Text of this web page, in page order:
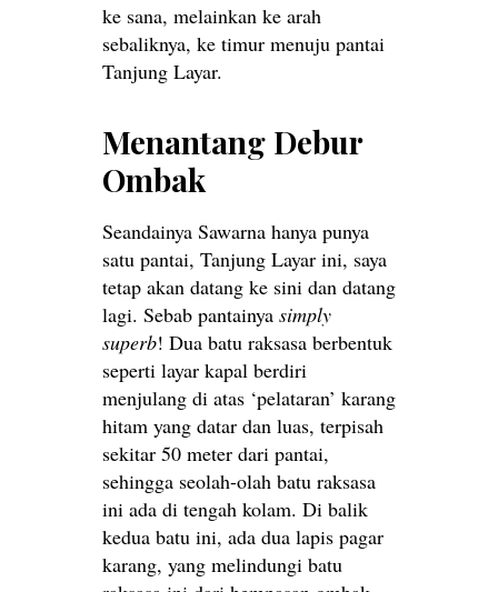
ke sana, melainkan ke arah
sebaliknya, ke timur menuju pantai
Tanjung Layar.
Menantang Debur
Ombak
Seandainya Sawarna hanya punya
satu pantai, Tanjung Layar ini, saya
tetap akan datang ke sini dan datang
lagi. Sebab pantainya simply
superb! Dua batu raksasa berbentuk
seperti layar kapal berdiri
menjulang di atas ‘pelataran’ karang
hitam yang datar dan luas, terpisah
sekitar 50 meter dari pantai,
sehingga seolah-olah batu raksasa
ini ada di tengah kolam. Di balik
kedua batu ini, ada dua lapis pagar
karang, yang melindungi batu